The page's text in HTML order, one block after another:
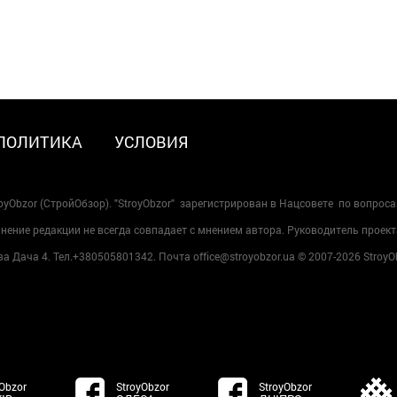
УСЛОВИЯ
(СтройОбзор). "StroyObzor" зарегистрирован в Нацсовете по
редакции не всегда совпадает с мнением автора. Руководитель
Дача 4. Тел.+380505801342. Почта office@stroyobzor.ua © 2007-2026
StroyObzor StroyObzor